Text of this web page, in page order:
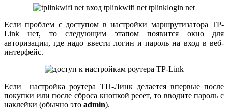
Если проблем с доступом в настройки маршрутизатора TP-
Link нет, то следующим этапом появится окно для
авторизации, где надо ввести логин и пароль на вход в веб-
интерфейс.
Если настройка роутера ТП-Линк делается впервые после
покупки или после сброса кнопкой ресет, то вводите пароль с
наклейки (обычно это admin).